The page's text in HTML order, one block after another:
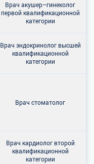
Врач акушер–гинеколог
первой квалификационной
категории
Врач эндокринолог высшей
квалификационной
категории
Врач стоматолог
Врач кардиолог второй
квалификационной
категории